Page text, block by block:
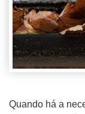
Quando há a